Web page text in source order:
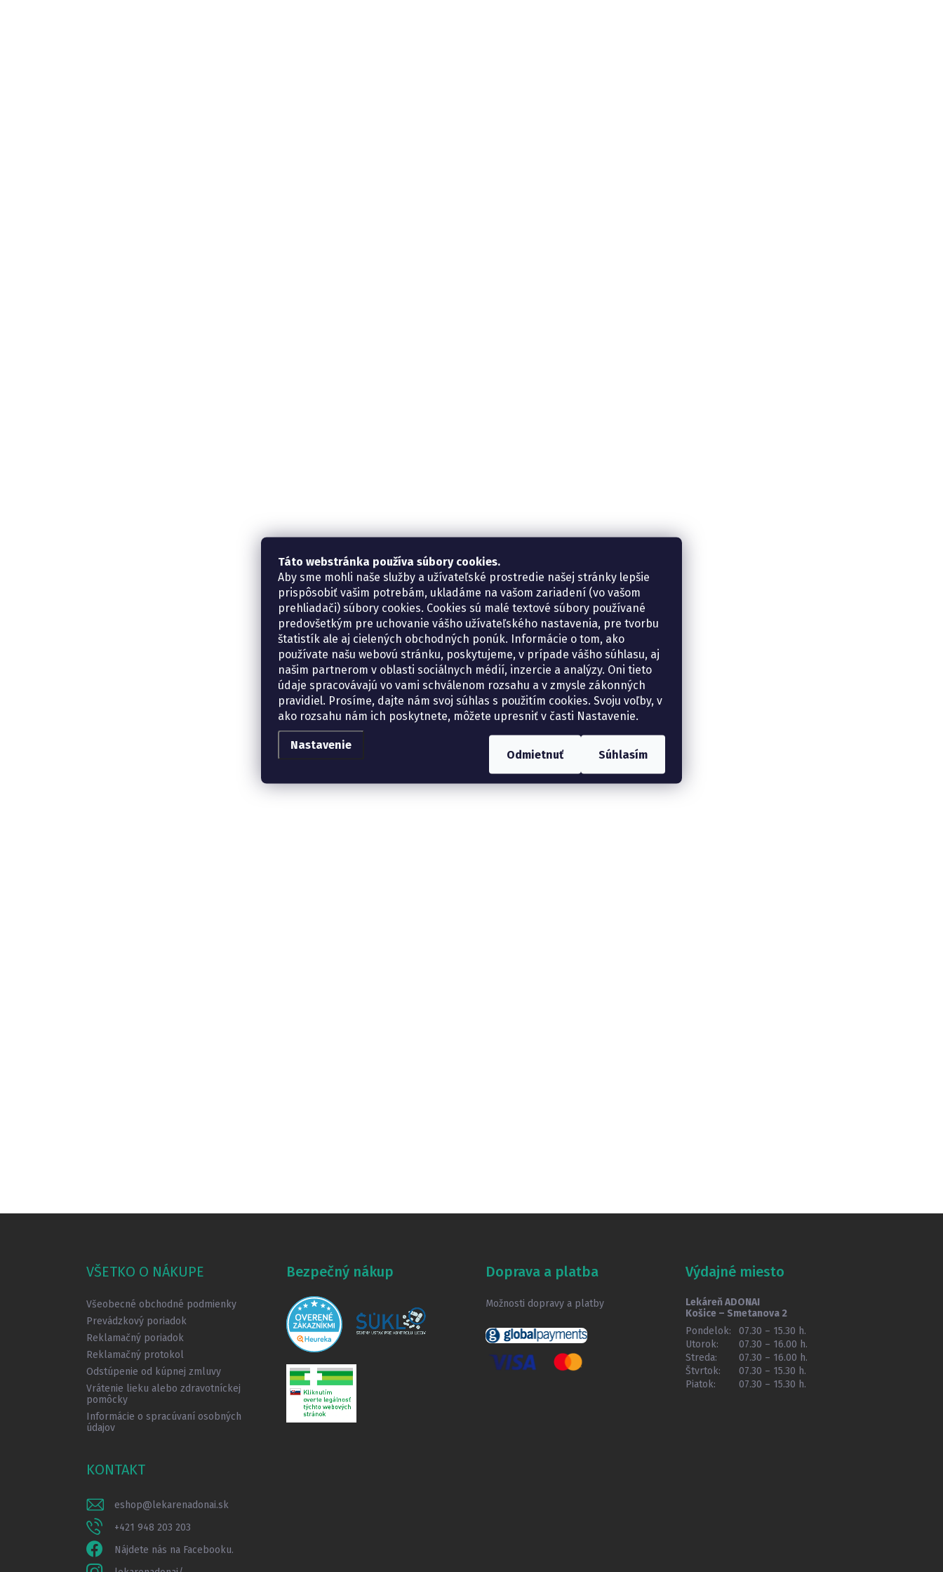
Táto webstránka používa súbory cookies.
Aby sme mohli naše služby a užívateľské prostredie našej stránky lepšie
prispôsobiť vašim potrebám, ukladáme na vašom zariadení (vo vašom
prehliadači) súbory cookies. Cookies sú malé textové súbory používané
predovšetkým pre uchovanie vášho užívateľského nastavenia, pre tvorbu
štatistík ale aj cielených obchodných ponúk. Informácie o tom, ako
používate našu webovú stránku, poskytujeme, v prípade vášho súhlasu, aj
našim partnerom v oblasti sociálnych médií, inzercie a analýzy. Oni tieto
údaje spracovávajú vo vami schválenom rozsahu a v zmysle zákonných
pravidiel. Prosíme, dajte nám svoj súhlas s použitím cookies. Svoju voľby, v
ako rozsahu nám ich poskytnete, môžete upresniť v časti Nastavenie.
Nastavenie
Odmietnuť Súhlasím
VŠETKO O NÁKUPE
Všeobecné obchodné podmienky
Prevádzkový poriadok
Reklamačný poriadok
Reklamačný protokol
Odstúpenie od kúpnej zmluvy
Vrátenie lieku alebo zdravotníckej
pomôcky
Informácie o spracúvaní osobných
údajov
Bezpečný nákup Doprava a platba
Možnosti dopravy a platby
Výdajné miesto
Lekáreň ADONAI
Košice – Smetanova 2
Pondelok:
07.30 – 15.30 h.
Utorok:
07.30 – 16.00 h.
Streda:
07.30 – 16.00 h.
Štvrtok:
07.30 – 15.30 h.
Piatok:
07.30 – 15.30 h.
KONTAKT
eshop@lekarenadonai.sk
+421 948 203 203
Nájdete nás na Facebooku.